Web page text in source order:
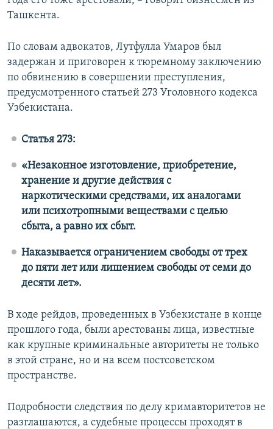
Ташкента.
По словам адвокатов, Лутфулла Умаров был
задержан и приговорен к тюремному заключению
по обвинению в совершении преступления,
предусмотренного статьей 273 Уголовного кодекса
Узбекистана.
Статья 273:
«Незаконное изготовление, приобретение,
хранение и другие действия с
наркотическими средствами, их аналогами
или психотропными веществами с целью
сбыта, а равно их сбыт.
Наказывается ограничением свободы от трех
до пяти лет или лишением свободы от семи до
десяти лет».
В ходе рейдов, проведенных в Узбекистане в конце
прошлого года, были арестованы лица, известные
как крупные криминальные авторитеты не только
в этой стране, но и на всем постсоветском
пространстве.
Подробности следствия по делу кримавторитетов не
разглашаются, а судебные процессы проходят в